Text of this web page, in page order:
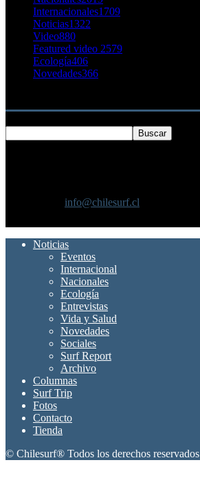
Internacionales1709
Noticias1322
Video880
Featured video 2579
Ecología406
Novedades366
info@chilesurf.cl
Noticias
Eventos
Internacional
Nacionales
Ecología
Entrevistas
Vida y Salud
Novedades
Sociales
Surf Report
Archivo
Columnas
Surf Trip
Fotos
Contacto
Tienda
© Chilesurf® Todos los derechos reservados